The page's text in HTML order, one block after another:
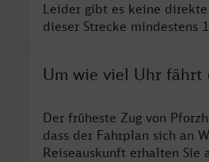
Leider gibt es keine direkte
dieser Strecke mindestens
Um wie viel Uhr fährt
Der früheste Zug von
dass der Fahrplan sich an
Reiseauskunft erhalten